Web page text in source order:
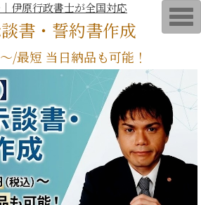
伊原行政書士が全国対応
書・誓約書作成
/最短 当日納品も可能！
T
o
g
n
a
o